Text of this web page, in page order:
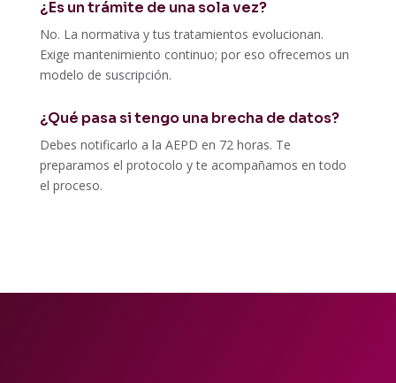
¿Es un trámite de una sola vez?
No. La normativa y tus tratamientos evolucionan.
Exige mantenimiento continuo; por eso ofrecemos un
modelo de suscripción.
¿Qué pasa si tengo una brecha de datos?
Debes notificarlo a la AEPD en 72 horas. Te
preparamos el protocolo y te acompañamos en todo
el proceso.